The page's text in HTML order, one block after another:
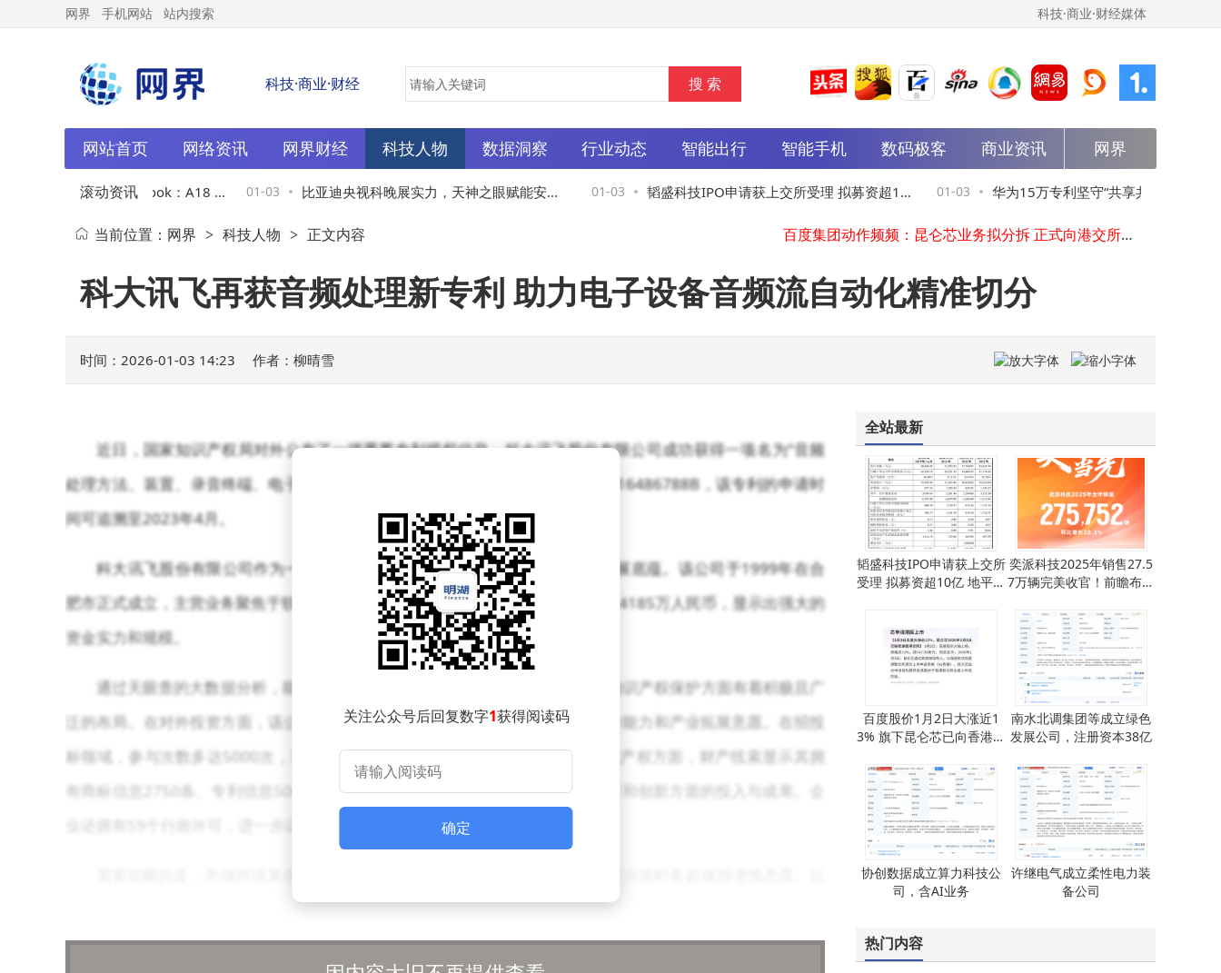
网界 手机网站 站内搜索 科技·商业·财经媒体
科技·商业·财经
网站首页 网络资讯 网界财经 科技人物 数据洞察 行业动态 智能出行 智能手机 数码极客 商业资讯 网界
滚动资讯
将推12.9英寸MacBook：A18 P
，主打性价比市场
01-03 比亚迪央视科晚展实力，天神之眼赋能安全
出行新体验
01-03 韬盛科技IPO申请获上交所受理 拟募资超10 01-03 华为15万专利坚守“共享共赢” 展现科技
的责任担当与格局
百度集团公告：昆仑芯拟在港交所主板申请上市 完成分拆后仍为其附属公司
科大讯飞再获新专利！“视频检测方法”专利授权助力技术升级
科大讯飞获多屏互动新专利 助力软件信息服务业显示技术升级
申万菱信新动力混合C净值微涨，基金经理表现与持仓结构深度剖析
张朝阳：以个人IP为笔，为搜狐产品绘就知识驱动新蓝图
百度集团公告：昆仑芯拟在港交所主板申请上市 完成分拆后仍为其附属公司
科大讯飞再获新专利！“视频检测方法”专利授权助力技术升级
当前位置： 网界 > 科技人物 > 正文内容
科大讯飞再获音频处理新专利 助力电子设备音频流自动化精准切分
时间：2026-01-03 14:23 作者：柳晴雪
近日，国家知识产权局对外公布了一项重要专利授权信息。科大讯飞股份有限公司成功获得一项名为“音频
处理方法、装置、录音终端、电子设备和存储介质”的专利，其授权公告号为CN116486788B，该专利的申请时
间可追溯至2023年4月。
科大讯飞股份有限公司作为一家在行业内颇具影响力的企业，有着深厚的发展底蕴。该公司于1999年在合
肥市正式成立，主营业务聚焦于软件和信息技术服务业。其注册资本高达231173.4185万人民币，显示出强大的
资金实力和规模。
通过天眼查的大数据分析，能够了解到科大讯飞股份有限公司在商业拓展和知识产权保护方面有着积极且广
泛的布局。在对外投资方面，该公司共投资了132家企业，展现出强大的资本运作能力和产业拓展意愿。在招投
标领域，参与次数多达5000次，这体现了其在市场中的活跃度和竞争力。在知识产权方面，财产线索显示其拥
有商标信息2750条、专利信息5000条，丰富的知识产权储备彰显了其在技术研发和创新方面的投入与成果。企
业还拥有59个行政许可，进一步证明了其在合规运营方面的规范性和稳定性。
上内容是基于第三方数据生成，仅供投资者参考，不构成任何个人投资建议。
关注公众号后回复数字1获得阅读码
确定
全站最新
韬盛科技IPO申请获上交所
受理 拟募资超10亿 地平线
奕派科技2025年销售27.5
7万辆完美收官！前瞻布局
强劲
百度股价1月2日大涨近1
3% 旗下昆仑芯已向香港联
南水北调集团等成立绿色
发展公司，注册资本38亿
协创数据成立算力科技公
司，含AI业务
许继电气成立柔性电力装
备公司
热门内容